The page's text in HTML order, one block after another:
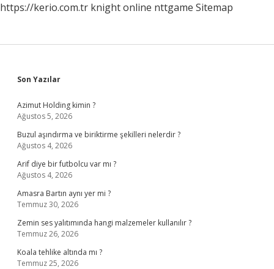
https://kerio.com.tr knight online nttgame Sitemap
Sidebar
Son Yazılar
Azimut Holding kimin ?
Ağustos 5, 2026
Buzul aşındırma ve biriktirme şekilleri nelerdir ?
Ağustos 4, 2026
Arif diye bir futbolcu var mı ?
Ağustos 4, 2026
Amasra Bartın aynı yer mi ?
Temmuz 30, 2026
Zemin ses yalıtımında hangi malzemeler kullanılır ?
Temmuz 26, 2026
Koala tehlike altında mı ?
Temmuz 25, 2026